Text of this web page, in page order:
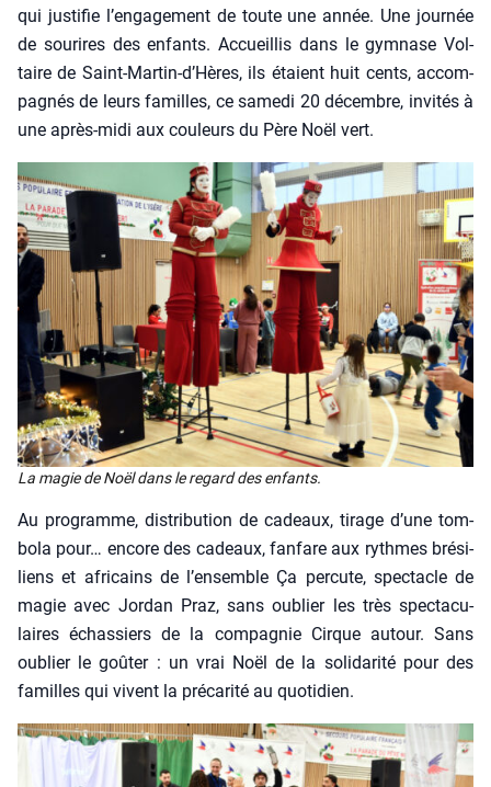
qui jus­ti­fie l’engagement de toute une année. Une jour­née
de sou­rires des enfants. Accueillis dans le gym­nase Vol­
taire de Saint-Martin‑d’Hères, ils étaient huit cents, accom­
pa­gnés de leurs familles, ce same­di 20 décembre, invi­tés à
une après-midi aux cou­leurs du Père Noël vert.
La magie de Noël dans le regard des enfants.
Au pro­gramme, dis­tri­bu­tion de cadeaux, tirage d’une tom­
bo­la pour… encore des cadeaux, fan­fare aux rythmes bré­si­
liens et afri­cains de l’ensemble Ça per­cute, spec­tacle de
magie avec Jor­dan Praz, sans oublier les très spec­ta­cu­
laires échas­siers de la com­pa­gnie Cirque autour. Sans
oublier le goû­ter : un vrai Noël de la soli­da­ri­té pour des
familles qui vivent la pré­ca­ri­té au quo­ti­dien.